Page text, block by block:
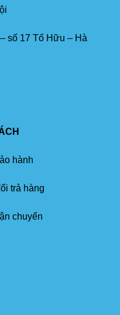
số 17 Tố Hữu – Hà
hành
trả hàng
chuyển